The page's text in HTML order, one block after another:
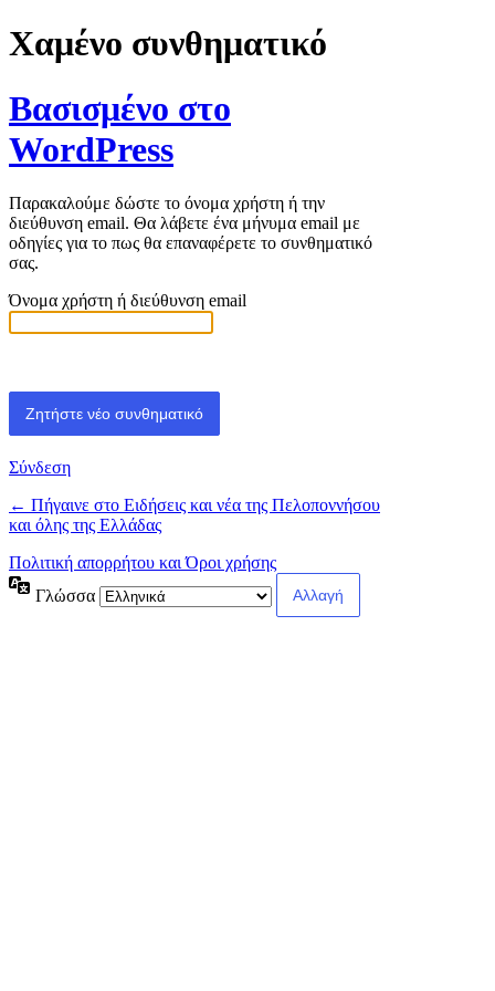
Χαμένο συνθηματικό
Βασισμένο στο
WordPress
Παρακαλούμε δώστε το όνομα χρήστη ή την
διεύθυνση email. Θα λάβετε ένα μήνυμα email με
οδηγίες για το πως θα επαναφέρετε το συνθηματικό
σας.
Όνομα χρήστη ή διεύθυνση email
Σύνδεση
← Πήγαινε στο Ειδήσεις και νέα της Πελοποννήσου
και όλης της Ελλάδας
Πολιτική απορρήτου και Όροι χρήσης
Γλώσσα